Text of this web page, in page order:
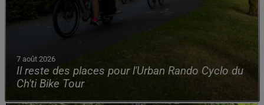
7 août 2026
Il reste des places pour l'Urban Rando Cyclo du
Ch'ti Bike Tour